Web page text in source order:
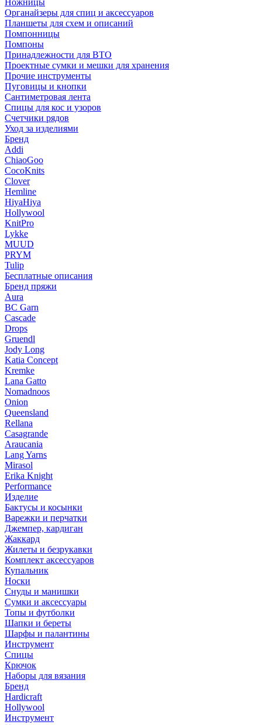
Ножницы
Органайзеры для спиц и аксессуаров
Планшеты для схем и описаний
Помпонницы
Помпоны
Принадлежности для ВТО
Проектные сумки и мешки для хранения
Прочие инструменты
Пуговицы и кнопки
Сантиметровая лента
Спицы для кос и узоров
Счетчики рядов
Уход за изделиями
Бренд
Addi
ChiaoGoo
CocoKnits
Clover
Hemline
HiyaHiya
Hollywool
KnitPro
Lykke
MUUD
PRYM
Tulip
Бесплатные описания
Бренд пряжи
Aura
BC Garn
Cascade
Drops
Gruendl
Jody Long
Katia Concept
Kremke
Lana Gatto
Nomadnoos
Onion
Queensland
Rellana
Casagrande
Araucania
Lang Yarns
Mirasol
Erika Knight
Performance
Изделие
Бактусы и косынки
Варежки и перчатки
Джемпер, кардиган
Жаккард
Жилеты и безрукавки
Комплект аксессуаров
Купальник
Носки
Снуды и манишки
Сумки и аксессуары
Топы и футболки
Шапки и береты
Шарфы и палантины
Инструмент
Спицы
Крючок
Наборы для вязания
Бренд
Hardicraft
Hollywool
Инструмент